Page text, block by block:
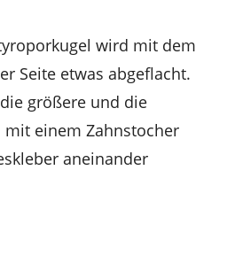
wird mit dem
Seite etwas abgeflacht.
größere und die
mit einem Zahnstocher
aneinander